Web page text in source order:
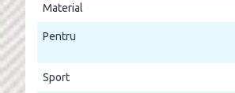
Material
Pentru
Sport